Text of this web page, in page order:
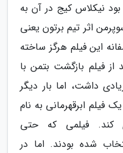
نیکلاس کیج در آن به
اثر تیم برتون یعنی
این فیلم هرگز ساخته
از فیلم بازگشت بتمن با
داشت، اما بار دیگر
فیلم ابرقهرمانی به نام
کند. فیلمی که حتی
شده بودند. اما در